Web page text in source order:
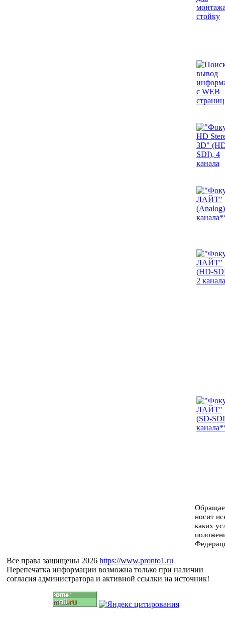
носит
каких
Все права защищены 2026 https://www.pronto1.ru
Перепечатка информации возможна только при наличии
согласия администратора и активной ссылки на источник!